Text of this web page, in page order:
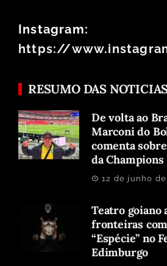
Instagram:
https://
RESUMO DAS
De volta ao
Marconi do
comenta
da Champions
12 de junho de
Teatro goiano
fronteiras
“Espécie” no
Edimburgo